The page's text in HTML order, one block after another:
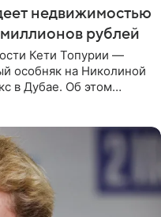
недвижимостью
рублей
Кети Топурии —
особняк на Николиной
в Дубае. Об этом